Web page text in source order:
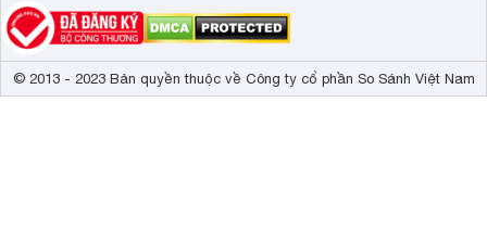
© 2013 - 2023 Bản quyền thuộc về Công ty cổ phần So Sánh Việt Nam